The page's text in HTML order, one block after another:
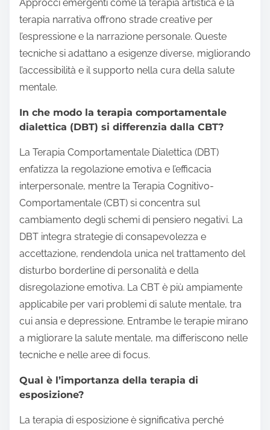
Approcci emergenti come la terapia artistica e la
terapia narrativa offrono strade creative per
l’espressione e la narrazione personale. Queste
tecniche si adattano a esigenze diverse, migliorando
l’accessibilità e il supporto nella cura della salute
mentale.
In che modo la terapia comportamentale
dialettica (DBT) si differenzia dalla CBT?
La Terapia Comportamentale Dialettica (DBT)
enfatizza la regolazione emotiva e l’efficacia
interpersonale, mentre la Terapia Cognitivo-
Comportamentale (CBT) si concentra sul
cambiamento degli schemi di pensiero negativi. La
DBT integra strategie di consapevolezza e
accettazione, rendendola unica nel trattamento del
disturbo borderline di personalità e della
disregolazione emotiva. La CBT è più ampiamente
applicabile per vari problemi di salute mentale, tra
cui ansia e depressione. Entrambe le terapie mirano
a migliorare la salute mentale, ma differiscono nelle
tecniche e nelle aree di focus.
Qual è l’importanza della terapia di
esposizione?
La terapia di esposizione è significativa perché